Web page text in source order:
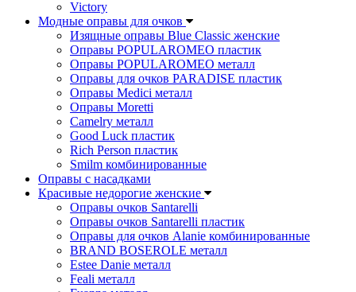
Victory
Модные оправы для очков
Изящные оправы Blue Classic женские
Оправы POPULAROMEO пластик
Оправы POPULAROMEO металл
Оправы для очков PARADISE пластик
Оправы Medici металл
Оправы Moretti
Camelry металл
Good Luck пластик
Rich Person пластик
Smilm комбинированные
Оправы с насадками
Красивые недорогие женские
Оправы очков Santarelli
Оправы очков Santarelli пластик
Оправы для очков Alanie комбинированные
BRAND BOSEROLE металл
Estee Danie металл
Feali металл